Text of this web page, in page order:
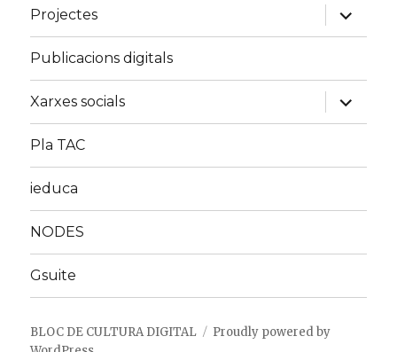
Projectes
expand
child
menu
Publicacions digitals
Xarxes socials
expand
child
menu
Pla TAC
ieduca
NODES
Gsuite
BLOC DE CULTURA DIGITAL
Proudly powered by